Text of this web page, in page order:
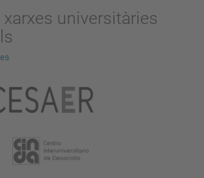
xarxes universitàries